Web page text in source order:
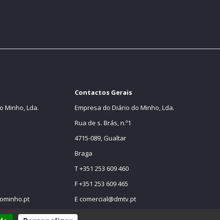
Minho, Lda.
Contactos Gerais
Empresa do Diário do Minho, Lda.
Rua de s. Brás, n.º1
4715-089, Gualtar
Braga
T +351 253 609 460
F +351 253 609 465
E comercial@dmtv.pt
E